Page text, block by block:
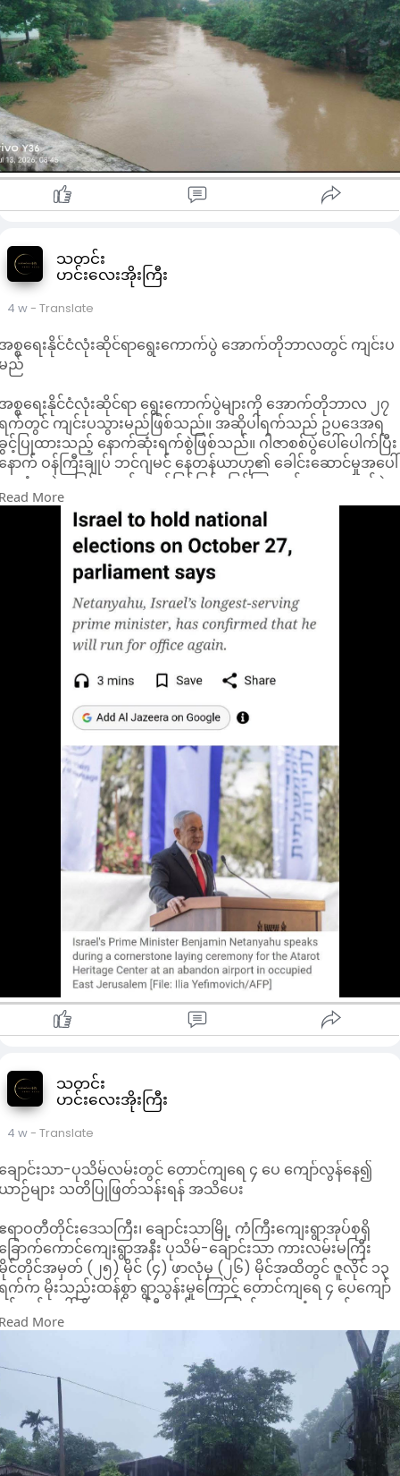
သမ ၂၀ ပေ အသီးသီးရှိကြောင်း သိရသည်။
ေလှောင်ပမာဏအနေဖြင့် ငမိုးရိပ်တမံတွင် ဧကပေ ၁၈၀,၀၀၀ ဆံ့ပြီး
က်ရှိ ဧကပေ ၈၇,၃၇၅၊ မဟူရာတမံတွင် ဧကပေ ၂၆,၄၇၀၊ ပေါင်း
င်းတမံတွင် ဧကပေ ၄၅,၉၀၂၊ လဂွမ်းပြင်တမံတွင် ဧကပေ
၆,၀၁၅၊ ကလီထော်တမံတွင် ဧကပေ ၁၄,၅၄၀ နှင့် တောင်လုံးမြောင်
မံတွင် ဧကပေ ၂၂၇ သိုလှောင်ထားကြောင်း ထုတ်ပြန်ထားသည်။
က်ရှိတွင် ရေကြီးမှုအန္တရာယ် မပြင်း ထန်နိုင်သေးသော်လည်း င
းရိပ်ချောင်းကမ်းဘေးတွင် နေထိုင်သူများနှင့် သွားလာသူများ
နေဖြင့် ရေအခြေအနေကို စောင့်ကြည့်ကာ လိုအပ်သောသတိပြုမှု
ျား ပြုလုပ်ထားရန် နှိုးဆော်တိုက်တွန်းထားသည်။
သတင်း
ဟင်းလေးအိုးကြီး
4 w- Translate
စ္စရေးနိုင်ငံလုံးဆိုင်ရာရွေးကောက်ပွဲ အောက်တိုဘာလတွင် ကျင်းပ
ည်
စ္စရေးနိုင်ငံလုံးဆိုင်ရာ ရွေးကောက်ပွဲများကို အောက်တိုဘာလ ၂၇
က်တွင် ကျင်းပသွားမည်ဖြစ်သည်။ အဆိုပါရက်သည် ဥပဒေအရ
င့်ပြုထားသည့် နောက်ဆုံးရက်စွဲဖြစ်သည်။ ဂါဇာစစ်ပွဲပေါ်ပေါက်ပြီး
ောက် ဝန်ကြီးချုပ် ဘင်ဂျမင် နေတန်ယာဟု၏ ခေါင်းဆောင်မှုအပေါ်
န္ဒခံယူပွဲအဖြစ် ကျယ်ကျယ်ပြန့်ပြန့်ရှုမြင်ကြသည့် ရွေးကောက်ပွဲ
ြစ်သည်။
စ္စရေးပါလီမန်ဖြစ်သော နက်ဆက်က တနင်္ဂနွေနေ့တွင်
ေးကောက်ပွဲရက်စွဲကို ကြေညာခဲ့သည်။ နက်ဆက်သည် လက်ရှိ
တ်တော်သက်တမ်း၏ နောက်ဆုံးအစည်းအဝေးကို သောကြာနေ့
င် ကျင်းပရန် စီစဉ်ထားပြီး နေတန်ယာဟု၏ လက်ယာစွန်းညွန့်
ေါင်းအစိုးရသည် နှစ်ပေါင်း ၅၀ အတွင်း အစိုးရသက်တမ်းလေးနှစ်
အပြည့်အဝထမ်းဆောင်နိုင်သည့် ပထမဆုံးအစိုးရဖြစ်လာမည်
စ္စရေး၏ သက်တော်ရှည်ဝန်ကြီးချုပ် နေတန်ယာဟုသည် လာမည့်
ေးကောက်ပွဲများတွင် ဝင်ရောက်ယှဉ်ပြိုင်မည်ဟု ဇွန်လတွင်
စ္စရေးသမိုင်းတွင် အသေအပျောက်အများဆုံးဖြစ်ခဲ့သည့် ၂၀၂၃
များပေါ်ပေါက်ပြီးနောက်ပိုင်း ဝေဖန်မှုများနှင့် ရင်ဆိုင်နေရသည်။
စ္စရေးစစ်တပ်၏ စစ်ဦးစီး အရာရှိချုပ်ဟောင်း ဂါဒီ အီဆန်
ော့သည် နေတန်ယာဟု၏ အဓိကပြိုင်ဘက်အဖြစ် ထွက်ပေါ်လာခဲ့
ည်။ အစ္စရေးသတင်းဌာန ချန်နယ်-၁၃ က ကြာသပတေးနေ့တွင်
တ်ပြန်ခဲ့သော စစ်တမ်းတစ်ခုအရ အီဆန်ကော့၏ ယာရှားပါတီ
ည် နေတန်ယာဟု၏ လီကွတ်ပါတီထက် ထောက်ခံမှု အနည်းငယ်
ာလွန်နေသည်။
ေတန်ယာဟု၏ စစ်အစိုးရတွင် ယခင်ကတာဝန်ထမ်းဆောင်ခဲ့သော
ဆန်ကော့သည် အစိုးရအနေဖြင့် ဂါဇာတွင် ၎င်း၏ ရည်မှန်းချက်
ျားကို လုံးဝပျက်ကွက်ခဲ့သည်ဟု ပြောကြားပြီးနောက် ၂၀၂၄ ခုနှစ်
န်လတွင် ရာထူးမှနုတ်ထွက်သွားခဲ့သည်။ သူ၏ သားသည် ၂၀၂၃ ခု
စ် ဒီဇင်ဘာလတွင် အစ္စရေး၏ ဂါဇာစစ်ပွဲအစပိုင်းကာလအတွင်း
ေဆုံးခဲ့သည်။
ောကြာနေ့ လွှတ်တော်ရပ်နားချိန်မတိုင်မီတွင် အစိုးရက ဥပဒေများ
ာကို အတည်ပြုရန် ကြိုးပမ်းနေသည်။ ဥပဒေပြုမှုများသည် သူ၏
ာဟုက မျှော်လင့်ထားသည်။
More
သတင်း
ဟင်းလေးအိုးကြီး
4 w- Translate
ျောင်းသာ-ပုသိမ်လမ်းတွင် တောင်ကျရေ ၄ ပေ ကျော်လွန်နေ၍
ာဉ်များ သတိပြုဖြတ်သန်းရန် အသိပေး
ရာဝတီတိုင်းဒေသကြီး၊ ချောင်းသာမြို့ ကံကြီးကျေးရွာအုပ်စုရှိ
ြောက်ကောင်ကျေးရွာအနီး ပုသိမ်-ချောင်းသာ ကားလမ်းမကြီး
င်တိုင်အမှတ် (၂၅) မိုင် (၄) ဖာလုံမှ (၂၆) မိုင်အထိတွင် ဇူလိုင် ၁၃
က်က မိုးသည်းထန်စွာ ရွာသွန်းမှုကြောင့် တောင်ကျရေ ၄ ပေကျော်
န့် လမ်းပေါ်သို့ ကျော်လွန်စီးဆင်းနေကြောင်း ဒေသခံသတင်း
င်းမြစ်များထံမှ သိရသည်။
ဆိုပါ လမ်းပိုင်းကို ဖြတ်သန်းအသုံးပြုမည့် ကားနှင့် ဆိုင်ကယ်များ
နေဖြင့် အထူးသတိပြု မောင်းနှင်ကြရန်နှင့် ရေ စီးသန်သောနေရာ
ျားကို မဖြတ်သန်းမီ အခြေအနေကို စစ်ဆေးကာ လိုအပ်ပါက
ာယီရှောင်ကွင်းရန် သက်ဆိုင်ရာက အ သိပေးနှိုးဆော်ထားသည်။
ေသခံများနှင့် ခရီးသွားပြည်သူများအ နေဖြင့် မိုးလေဝသ
ခြေအနေများကို အနီးကပ်စောင့်ကြည့်ပြီး ဘေးကင်းလုံခြုံရေးကို
းစားပေး ဆောင်ရွက်ကြရန်လည်း တိုက်တွန်းထားသည်။
More